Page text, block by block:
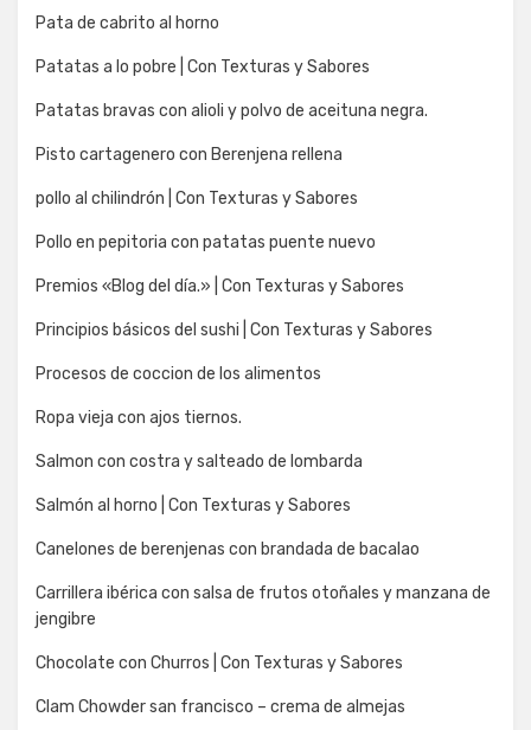
Pata de cabrito al horno
Patatas a lo pobre | Con Texturas y Sabores
Patatas bravas con alioli y polvo de aceituna negra.
Pisto cartagenero con Berenjena rellena
pollo al chilindrón | Con Texturas y Sabores
Pollo en pepitoria con patatas puente nuevo
Premios «Blog del día.» | Con Texturas y Sabores
Principios básicos del sushi | Con Texturas y Sabores
Procesos de coccion de los alimentos
Ropa vieja con ajos tiernos.
Salmon con costra y salteado de lombarda
Salmón al horno | Con Texturas y Sabores
Canelones de berenjenas con brandada de bacalao
Carrillera ibérica con salsa de frutos otoñales y manzana de
jengibre
Chocolate con Churros | Con Texturas y Sabores
Clam Chowder san francisco – crema de almejas